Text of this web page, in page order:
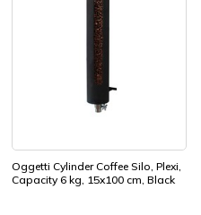
Oggetti Cylinder Coffee Silo, Plexi,
Capacity 6 kg, 15x100 cm, Black